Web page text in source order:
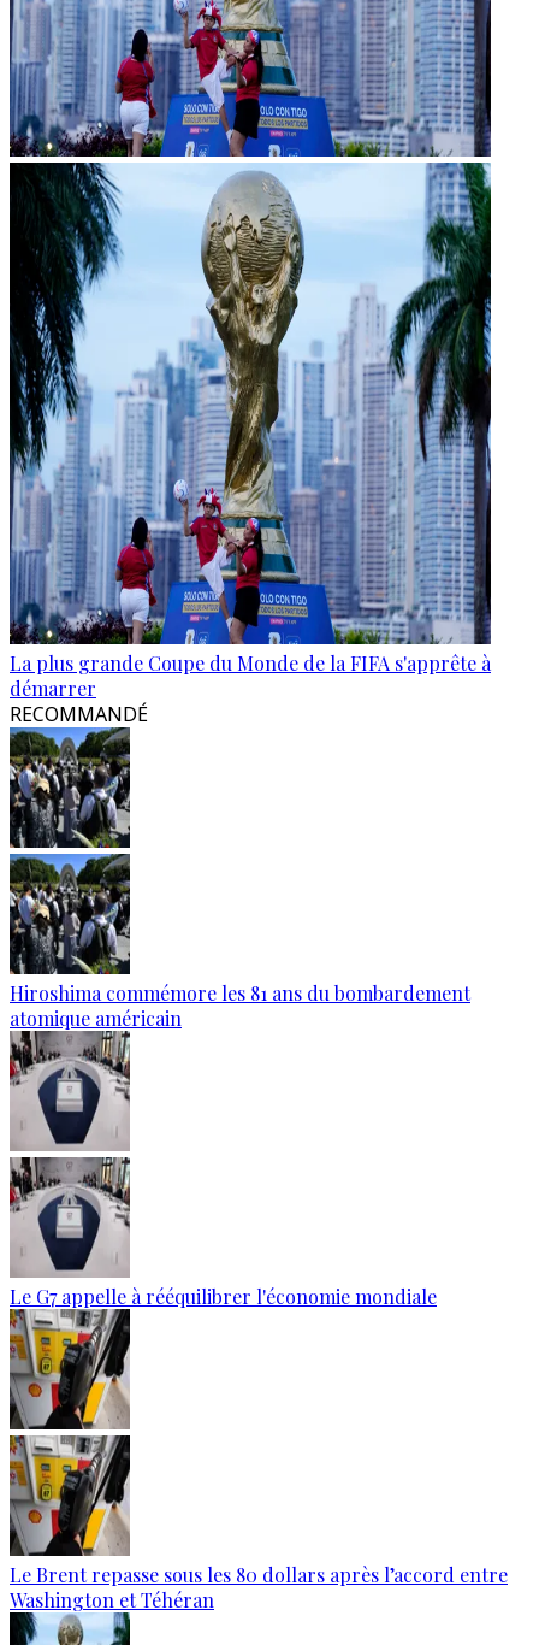
La plus grande Coupe du Monde de la FIFA s'apprête à
démarrer
RECOMMANDÉ
Hiroshima commémore les 81 ans du bombardement
atomique américain
Le G7 appelle à rééquilibrer l'économie mondiale
Le Brent repasse sous les 80 dollars après l’accord entre
Washington et Téhéran